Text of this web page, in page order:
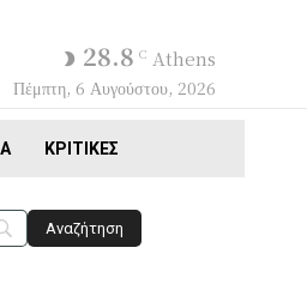
28.8 C Athens
Πέμπτη, 6 Αυγούστου, 2026
ΚΡΙΤΙΚΈΣ